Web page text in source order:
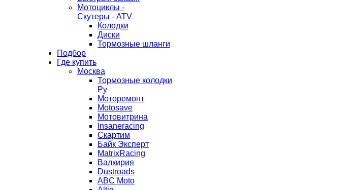
Мотоциклы -
Скутеры - ATV
Колодки
Диски
Тормозные шланги
Подбор
Где купить
Москва
Тормозные колодки
Ру
Моторемонт
Motosave
Мотовитрина
Insaneracing
Скартим
Байк Эксперт
MatrixRacing
Валкирия
Dustroads
ABC Moto